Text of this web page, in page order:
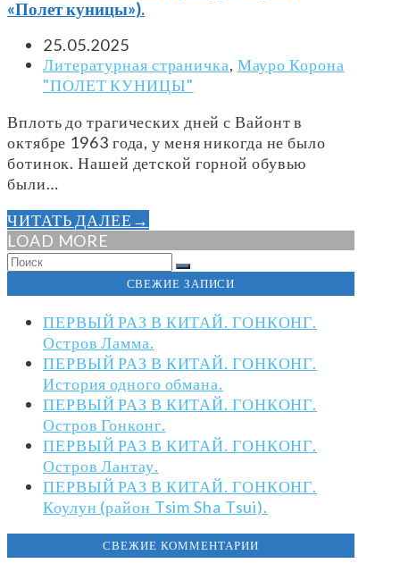
«Полет куницы»).
25.05.2025
Литературная страничка, Мауро Корона
"ПОЛЕТ КУНИЦЫ"
Вплоть до трагических дней с Вайонт в
октябре 1963 года, у меня никогда не было
ботинок. Нашей детской горной обувью
были…
ЧИТАТЬ ДАЛЕЕ →
LOAD MORE
Поиск
ОТПРАВИТЬ
СВЕЖИЕ ЗАПИСИ
ПЕРВЫЙ РАЗ В КИТАЙ. ГОНКОНГ.
Остров Ламма.
ПЕРВЫЙ РАЗ В КИТАЙ. ГОНКОНГ.
История одного обмана.
ПЕРВЫЙ РАЗ В КИТАЙ. ГОНКОНГ.
Остров Гонконг.
ПЕРВЫЙ РАЗ В КИТАЙ. ГОНКОНГ.
Остров Лантау.
ПЕРВЫЙ РАЗ В КИТАЙ. ГОНКОНГ.
Коулун (район Tsim Sha Tsui).
СВЕЖИЕ КОММЕНТАРИИ